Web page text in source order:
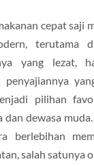
cepat saji
terutama
yang lezat,
penyajiannya
pilihan
dan dewasa
berlebihan
salah satunya